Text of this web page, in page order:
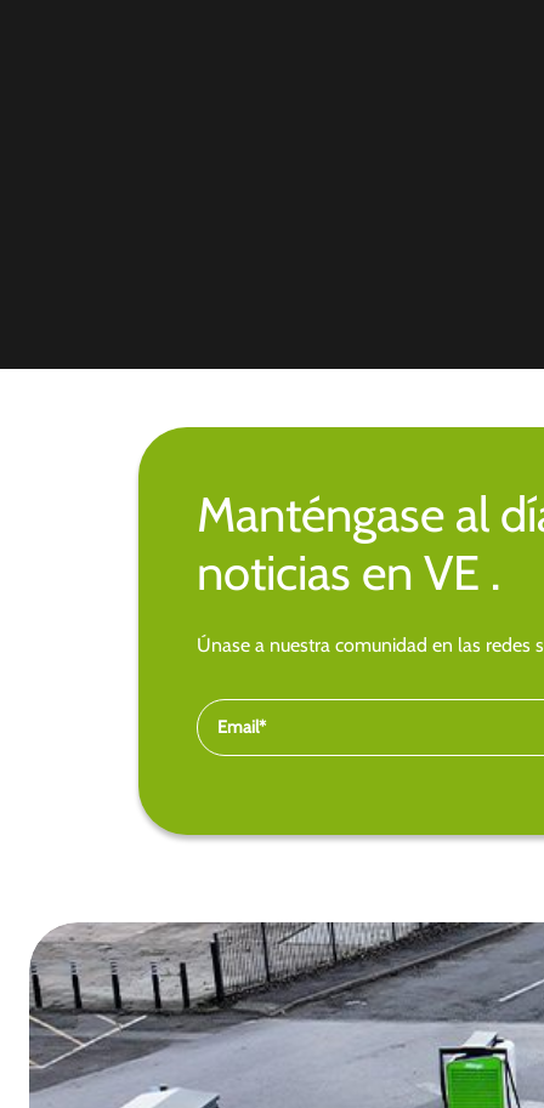
Manténgase al
noticias en VE .
Únase a nuestra comunidad en las redes